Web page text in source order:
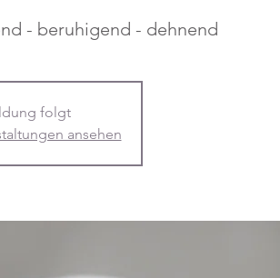
- beruhigend - dehnend
folgt
ansehen